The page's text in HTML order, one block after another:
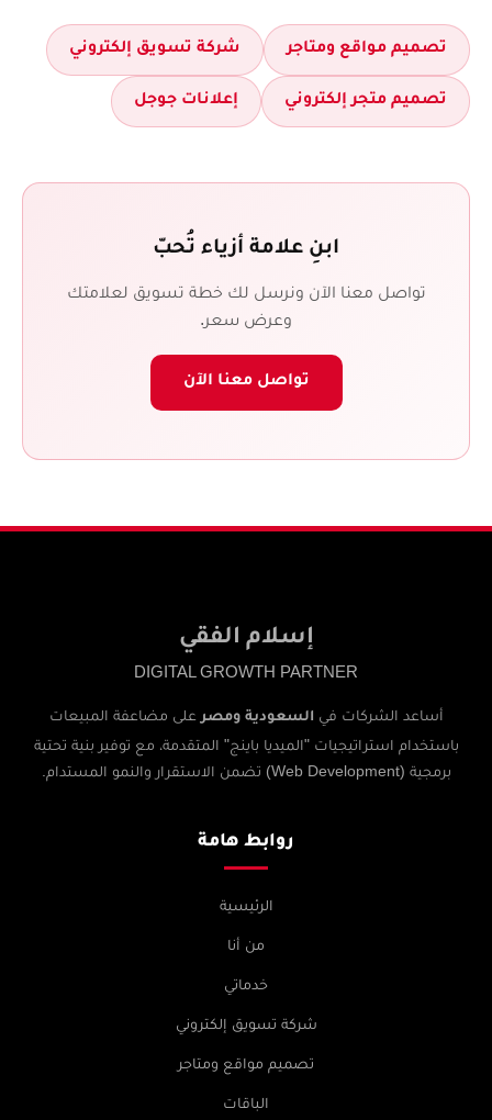
تصميم مواقع ومتاجر شركة تسويق إلكتروني
تصميم متجر إلكتروني إعلانات جوجل
ابنِ علامة أزياء تُحبّ
تواصل معنا الآن ونرسل لك خطة تسويق لعلامتك
وعرض سعر.
تواصل معنا الآن
إسلام الفقي
DIGITAL GROWTH PARTNER
أساعد الشركات في السعودية ومصر على مضاعفة المبيعات
باستخدام استراتيجيات "الميديا باينج" المتقدمة، مع توفير بنية تحتية
برمجية (Web Development) تضمن الاستقرار والنمو المستدام.
روابط هامة
الرئيسية
من أنا
خدماتي
شركة تسويق إلكتروني
تصميم مواقع ومتاجر
الباقات